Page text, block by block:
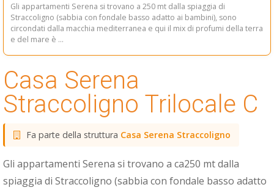
Gli appartamenti Serena si trovano a 250 mt dalla spiaggia di
Straccoligno (sabbia con fondale basso adatto ai bambini), sono
circondati dalla macchia mediterranea e qui il mix di profumi della terra
e del mare è ...
Casa Serena
Straccoligno Trilocale C
Fa parte della struttura Casa Serena Straccoligno
Gli appartamenti Serena si trovano a ca250 mt dalla
spiaggia di Straccoligno (sabbia con fondale basso adatto